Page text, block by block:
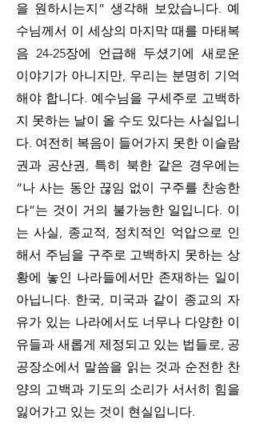
을 원하시는지” 생각해 보았습니다. 예
수님께서 이 세상의 마지막 때를 마태복
음 24-25장에 언급해 두셨기에 새로운
이야기가 아니지만, 우리는 분명히 기억
해야 합니다. 예수님을 구세주로 고백하
지 못하는 날이 올 수도 있다는 사실입니
다. 여전히 복음이 들어가지 못한 이슬람
권과 공산권, 특히 북한 같은 경우에는
“나 사는 동안 끊임 없이 구주를 찬송한
다”는 것이 거의 불가능한 일입니다. 이
는 사실, 종교적, 정치적인 억압으로 인
해서 주님을 구주로 고백하지 못하는 상
황에 놓인 나라들에서만 존재하는 일이
아닙니다. 한국, 미국과 같이 종교의 자
유가 있는 나라에서도 너무나 다양한 이
유들과 새롭게 제정되고 있는 법들로, 공
공장소에서 말씀을 읽는 것과 순전한 찬
양의 고백과 기도의 소리가 서서히 힘을
잃어가고 있는 것이 현실입니다.